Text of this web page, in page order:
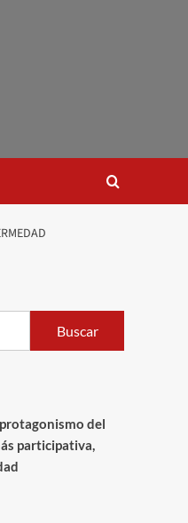
Buscar
del
participativa,